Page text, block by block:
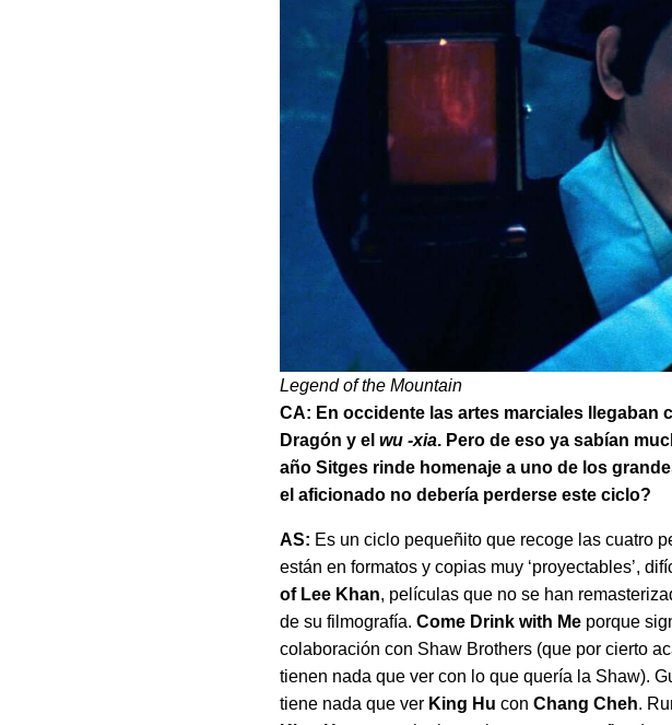
Legend of the Mountain
CA: En occidente las artes marciales llegaban
Dragón y elwu -xia. Pero de eso ya sabían
año Sitges rinde homenaje a uno de los
el aficionado no debería perderse este ciclo?
AS: Es un ciclo pequeñito que recoge las cuatro
están en formatos y copias muy ‘proyectables’,
of Lee Khan, películas que no se han
de su filmografía.Come Drink with Me porque
colaboración con Shaw Brothers (que por cierto
tienen nada que ver con lo que quería la Shaw).
tiene nada que ver King HuconChang Cheh.